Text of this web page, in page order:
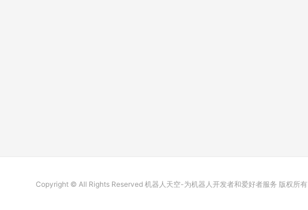
Copyright © All Rights Reserved 机器人天空-为机器人开发者和爱好者服务 版权所有